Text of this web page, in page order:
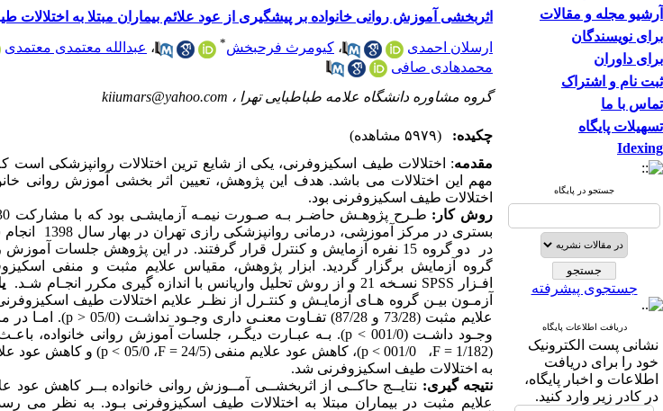
آرشیو مجله و مقالات
برای نویسندگان
برای داوران
ثبت نام و اشتراک
تماس با ما
تسهیلات پایگاه
Idexing
جستجو در پایگاه
جستجوی پیشرفته
دریافت اطلاعات پایگاه
نشانی پست الکترونیک
خود را برای دریافت
اطلاعات و اخبار پایگاه،
در کادر زیر وارد کنید.
اثربخشی آموزش روانی خانواده بر پیشگیری از عود علائم بیماران مبتلا به اختلالات
ارسلان احمدی ، کیومرث فرحبخش* ، عبدالله معتمدی معتمدی
محمدهادی صافی
گروه مشاوره دانشگاه علامه طباطبایی تهرا ، kiiumars@yahoo.com
چکیده:
(۵۹۷۹ مشاهده)
مقدمه:
اختلالات طیف اسکیزوفرنی، یکی از شایع ترین اختلالات روانپزشکی
مهم این اختلالات می باشد. هدف این پژوهش، تعیین اثر بخشی آموزش روانی
اختلالات طیف اسکیزوفرنی بود.
روش کار:
بستری در
در دو گروه 15 نفره آزمایش و کنترل قرار گرفتند. در این پژوهش جلسات
گروه آزمایش برگزار گردید. ابزار پژوهش، مقیاس علایم مثبت و منفی
افـزار
SPSS نسـخه 21 و از روش تحلیل واریانس با اندازه گیری مکرر­ انجـام شـد.
علایم مثبت (73/28 و 87/28) تفـاوت معنـی داری وجـود نداشـت (05/0 <
p). امـا در
وجـود داشـت (001/0 >
p). بـه عبـارت دیگـر، جلسات آموزش روانی خانواده،
(1/182 =
F، 001/0 > p)، کاهش عود علایم منفی (24/5 = F، 05/0 > p) و کاهش عود علایم
به اختلالات طیف اسکیزوفرنی شد.
نتیجه گیری: نتایــج حاکــی از اثربخشــی آمــوزش روانی خانواده بــر کاهش
علایم مثبت در بیماران مبتلا به اختلالات طیف اسکیزوفرنی بـود. به نظر می